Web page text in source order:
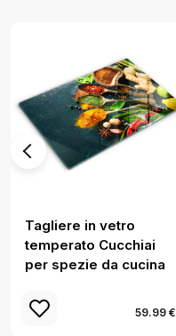
Tagliere in vetro
temperato Cucchiai
per spezie da cucina
59.99 €